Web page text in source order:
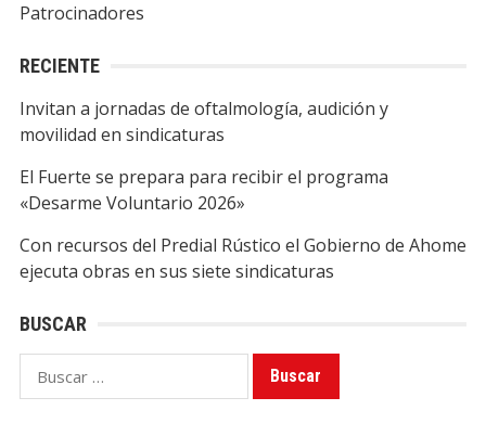
Patrocinadores
RECIENTE
Invitan a jornadas de oftalmología, audición y
movilidad en sindicaturas
El Fuerte se prepara para recibir el programa
«Desarme Voluntario 2026»
Con recursos del Predial Rústico el Gobierno de Ahome
ejecuta obras en sus siete sindicaturas
BUSCAR
Buscar: